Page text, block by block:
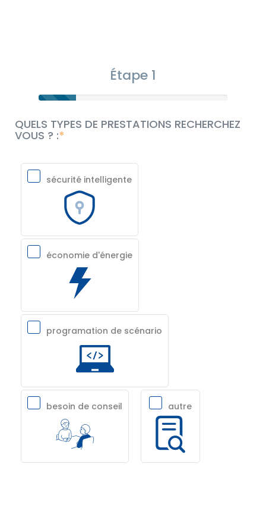
Étape 1
QUELS TYPES DE PRESTATIONS RECHERCHEZ
VOUS ? :
sécurité intelligente
économie d'énergie
programation de scénario
besoin de conseil autre